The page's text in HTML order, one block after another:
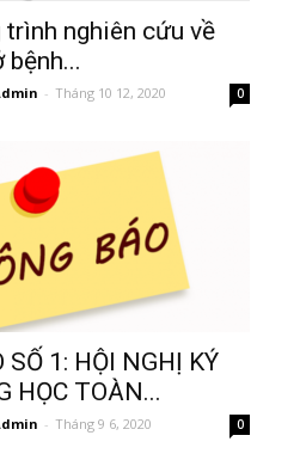
nghiên cứu về
bệnh...
- Tháng 10 12, 2020 0
SỐ 1: HỘI NGHỊ KÝ
HỌC TOÀN...
- Tháng 9 6, 2020 0